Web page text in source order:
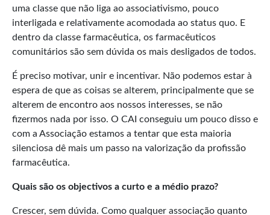
uma classe que não liga ao associativismo, pouco
interligada e relativamente acomodada ao status quo. E
dentro da classe farmacêutica, os farmacêuticos
comunitários são sem dúvida os mais desligados de todos.
É preciso motivar, unir e incentivar. Não podemos estar à
espera de que as coisas se alterem, principalmente que se
alterem de encontro aos nossos interesses, se não
fizermos nada por isso. O CAI conseguiu um pouco disso e
com a Associação estamos a tentar que esta maioria
silenciosa dê mais um passo na valorização da profissão
farmacêutica.
Quais são os objectivos a curto e a médio prazo?
Crescer, sem dúvida. Como qualquer associação quanto